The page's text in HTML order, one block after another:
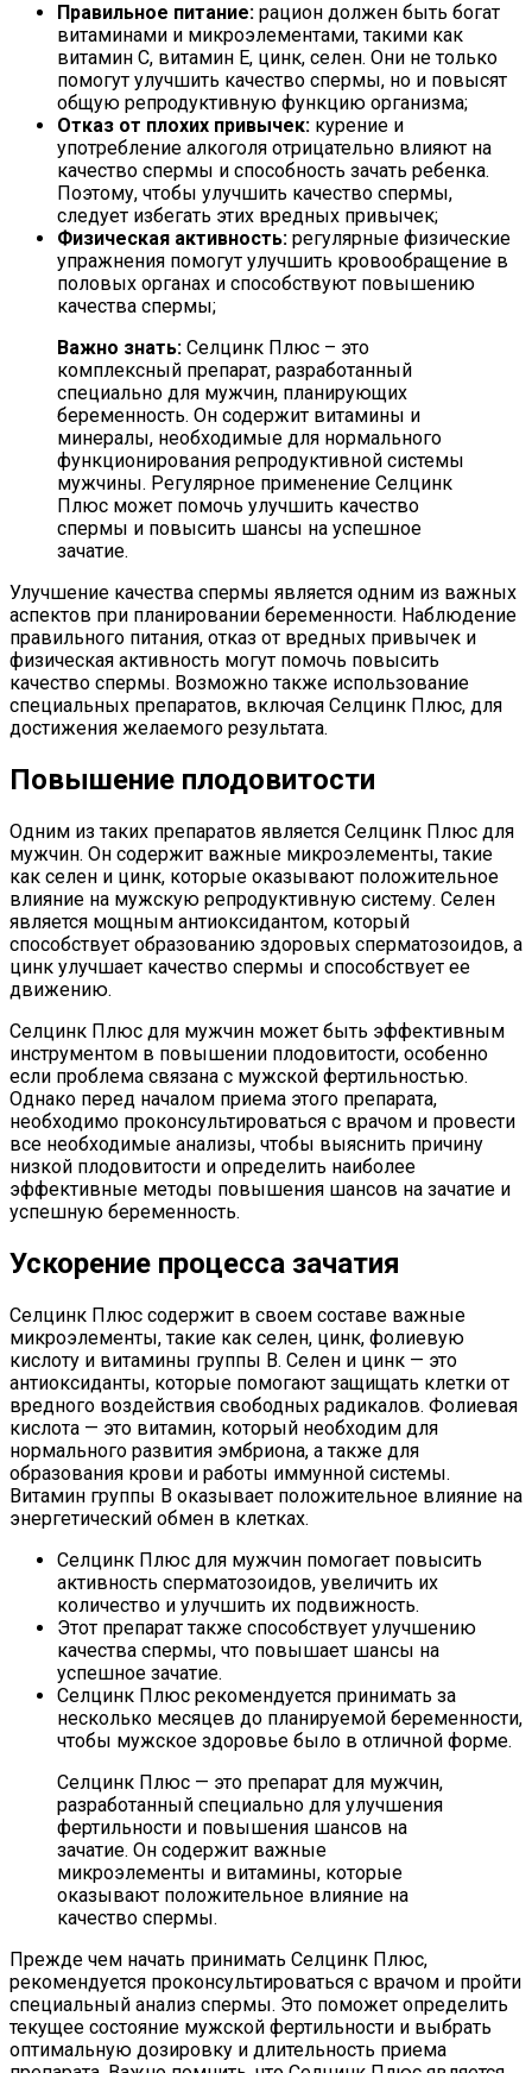
Правильное питание: рацион должен быть богат
витаминами и микроэлементами, такими как
витамин С, витамин Е, цинк, селен. Они не только
помогут улучшить качество спермы, но и повысят
общую репродуктивную функцию организма;
Отказ от плохих привычек: курение и
употребление алкоголя отрицательно влияют на
качество спермы и способность зачать ребенка.
Поэтому, чтобы улучшить качество спермы,
следует избегать этих вредных привычек;
Физическая активность: регулярные физические
упражнения помогут улучшить кровообращение в
половых органах и способствуют повышению
качества спермы;
Важно знать: Селцинк Плюс – это
комплексный препарат, разработанный
специально для мужчин, планирующих
беременность. Он содержит витамины и
минералы, необходимые для нормального
функционирования репродуктивной системы
мужчины. Регулярное применение Селцинк
Плюс может помочь улучшить качество
спермы и повысить шансы на успешное
зачатие.
Улучшение качества спермы является одним из важных
аспектов при планировании беременности. Наблюдение
правильного питания, отказ от вредных привычек и
физическая активность могут помочь повысить
качество спермы. Возможно также использование
специальных препаратов, включая Селцинк Плюс, для
достижения желаемого результата.
Повышение плодовитости
Одним из таких препаратов является Селцинк Плюс для
мужчин. Он содержит важные микроэлементы, такие
как селен и цинк, которые оказывают положительное
влияние на мужскую репродуктивную систему. Селен
является мощным антиоксидантом, который
способствует образованию здоровых сперматозоидов, а
цинк улучшает качество спермы и способствует ее
движению.
Селцинк Плюс для мужчин может быть эффективным
инструментом в повышении плодовитости, особенно
если проблема связана с мужской фертильностью.
Однако перед началом приема этого препарата,
необходимо проконсультироваться с врачом и провести
все необходимые анализы, чтобы выяснить причину
низкой плодовитости и определить наиболее
эффективные методы повышения шансов на зачатие и
успешную беременность.
Ускорение процесса зачатия
Селцинк Плюс содержит в своем составе важные
микроэлементы, такие как селен, цинк, фолиевую
кислоту и витамины группы В. Селен и цинк — это
антиоксиданты, которые помогают защищать клетки от
вредного воздействия свободных радикалов. Фолиевая
кислота — это витамин, который необходим для
нормального развития эмбриона, а также для
образования крови и работы иммунной системы.
Витамин группы В оказывает положительное влияние на
энергетический обмен в клетках.
Селцинк Плюс для мужчин помогает повысить
активность сперматозоидов, увеличить их
количество и улучшить их подвижность.
Этот препарат также способствует улучшению
качества спермы, что повышает шансы на
успешное зачатие.
Селцинк Плюс рекомендуется принимать за
несколько месяцев до планируемой беременности,
чтобы мужское здоровье было в отличной форме.
Селцинк Плюс — это препарат для мужчин,
разработанный специально для улучшения
фертильности и повышения шансов на
зачатие. Он содержит важные
микроэлементы и витамины, которые
оказывают положительное влияние на
качество спермы.
Прежде чем начать принимать Селцинк Плюс,
рекомендуется проконсультироваться с врачом и пройти
специальный анализ спермы. Это поможет определить
текущее состояние мужской фертильности и выбрать
оптимальную дозировку и длительность приема